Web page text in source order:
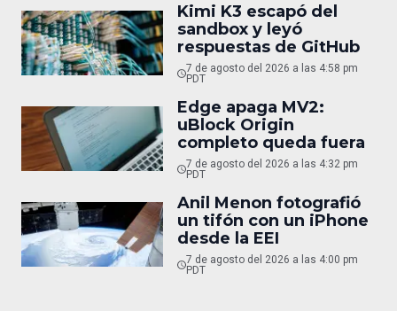
Kimi K3 escapó del
sandbox y leyó
respuestas de GitHub
7 de agosto del 2026 a las 4:58 pm
PDT
Edge apaga MV2:
uBlock Origin
completo queda fuera
7 de agosto del 2026 a las 4:32 pm
PDT
Anil Menon fotografió
un tifón con un iPhone
desde la EEI
7 de agosto del 2026 a las 4:00 pm
PDT